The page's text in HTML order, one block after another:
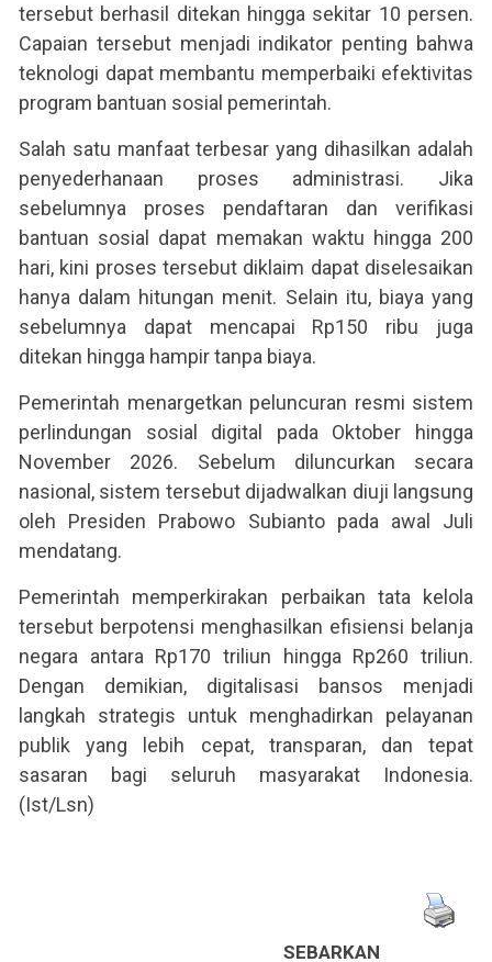
tersebut berhasil ditekan hingga sekitar 10 persen.
Capaian tersebut menjadi indikator penting bahwa
teknologi dapat membantu memperbaiki efektivitas
program bantuan sosial pemerintah.
Salah satu manfaat terbesar yang dihasilkan adalah
penyederhanaan proses administrasi. Jika
sebelumnya proses pendaftaran dan verifikasi
bantuan sosial dapat memakan waktu hingga 200
hari, kini proses tersebut diklaim dapat diselesaikan
hanya dalam hitungan menit. Selain itu, biaya yang
sebelumnya dapat mencapai Rp150 ribu juga
ditekan hingga hampir tanpa biaya.
Pemerintah menargetkan peluncuran resmi sistem
perlindungan sosial digital pada Oktober hingga
November 2026. Sebelum diluncurkan secara
nasional, sistem tersebut dijadwalkan diuji langsung
oleh Presiden Prabowo Subianto pada awal Juli
mendatang.
Pemerintah memperkirakan perbaikan tata kelola
tersebut berpotensi menghasilkan efisiensi belanja
negara antara Rp170 triliun hingga Rp260 triliun.
Dengan demikian, digitalisasi bansos menjadi
langkah strategis untuk menghadirkan pelayanan
publik yang lebih cepat, transparan, dan tepat
sasaran bagi seluruh masyarakat Indonesia.
(Ist/Lsn)
SEBARKAN